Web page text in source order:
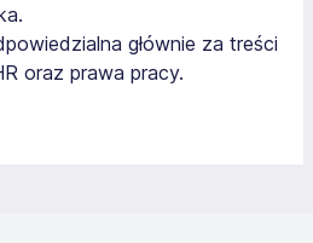
głównie za treści
oraz prawa pracy.